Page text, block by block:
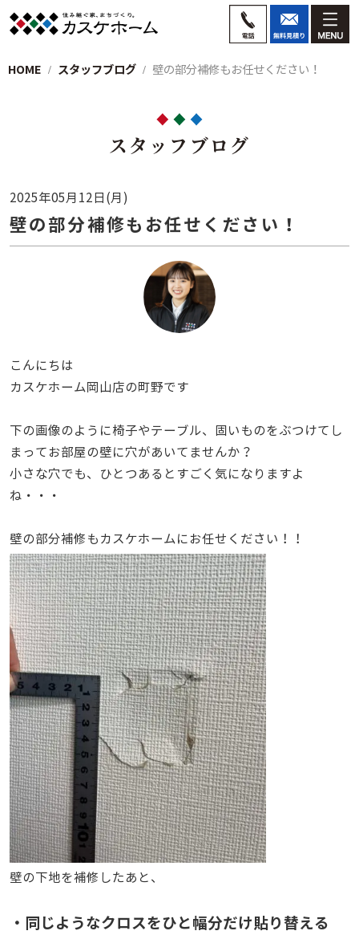
HOME スタッフブログ 壁の部分補修もお任せください！
スタッフブログ
2025年05月12日(月)
壁の部分補修もお任せください！
こんにちは
カスケホーム岡山店の町野です
下の画像のように椅子やテーブル、固いものをぶつけてし
まってお部屋の壁に穴があいてませんか？
小さな穴でも、ひとつあるとすごく気になりますよ
ね・・・
壁の部分補修もカスケホームにお任せください！！
壁の下地を補修したあと、
・同じようなクロスをひと幅分だけ貼り替える